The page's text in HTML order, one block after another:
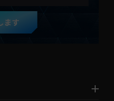
ます